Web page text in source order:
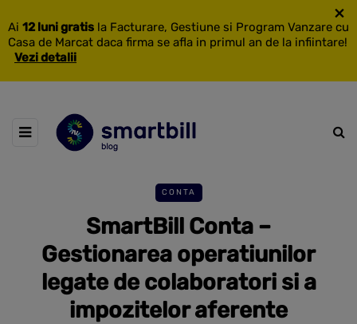
Ai 12 luni gratis la Facturare, Gestiune si Program Vanzare cu
Casa de Marcat daca firma se afla in primul an de la infiintare!
Vezi detalii
×
CONTA
SmartBill Conta –
Gestionarea operatiunilor
legate de colaboratori si a
impozitelor aferente